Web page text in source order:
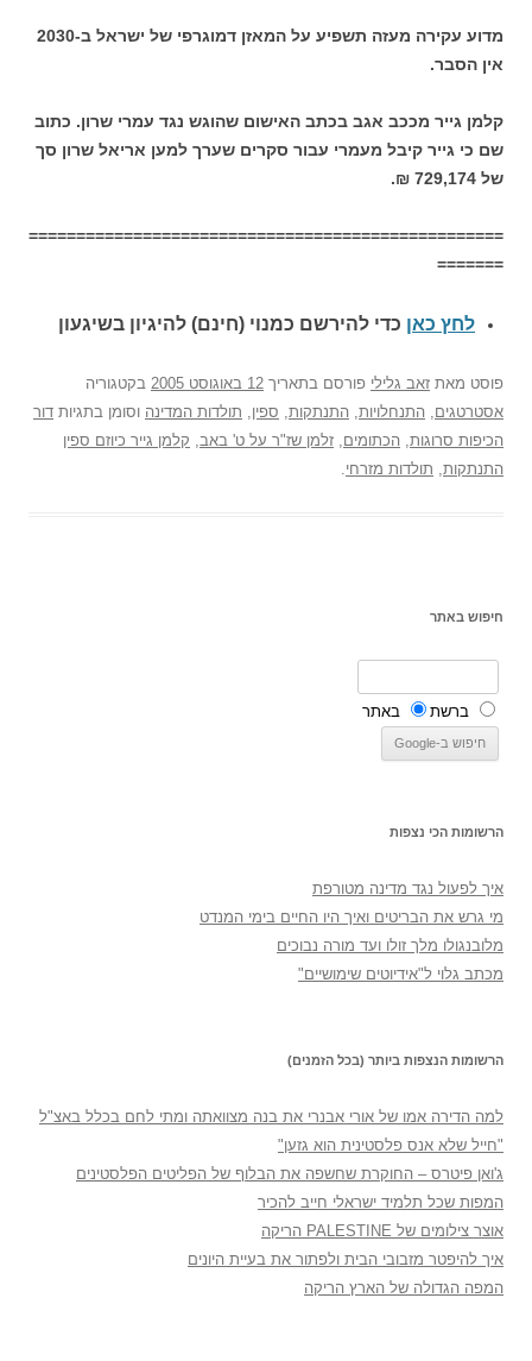
מדוע עקירה מעזה תשפיע על המאזן דמוגרפי של ישראל ב-2030
אין הסבר.
קלמן גייר מככב אגב בכתב האישום שהוגש נגד עמרי שרון. כתוב
שם כי גייר קיבל מעמרי עבור סקרים שערך למען אריאל שרון סך
של 729,174 ₪.
==================================================
=======
לחץ כאן כדי להירשם כמנוי (חינם) להיגיון בשיגעון
פוסט מאת זאב גלילי פורסם בתאריך 12 באוגוסט 2005
בקטגוריה
אסטרטגים התנחלויות התנתקות ספין תולדות המדינה וסומן בתגיות דור
הכיפות סרוגות הכתומים זלמן שז"ר על ט' באב קלמן גייר כיוזם ספין
התנתקות תולדות מזרחי
חיפוש באתר
ברשת באתר
הרשומות הכי נצפות
איך לפעול נגד מדינה מטורפת
מי גרש את הבריטים ואיך היו החיים בימי המנדט
מלובנגולו מלך זולו ועד מורה נבוכים
מכתב גלוי ל"אידיוטים שימושיים"
הרשומות הנצפות ביותר (בכל הזמנים)
למה הדירה אמו של אורי אבנרי את בנה מצוואתה ומתי לחם בכלל באצ"ל
"חייל שלא אנס פלסטינית הוא גזען"
ג'ואן פיטרס – החוקרת שחשפה את הבלוף של הפליטים הפלסטינים
המפות שכל תלמיד ישראלי חייב להכיר
אוצר צילומים של PALESTINE הריקה
איך להיפטר מזבובי הבית ולפתור את בעיית היונים
המפה הגדולה של הארץ הריקה